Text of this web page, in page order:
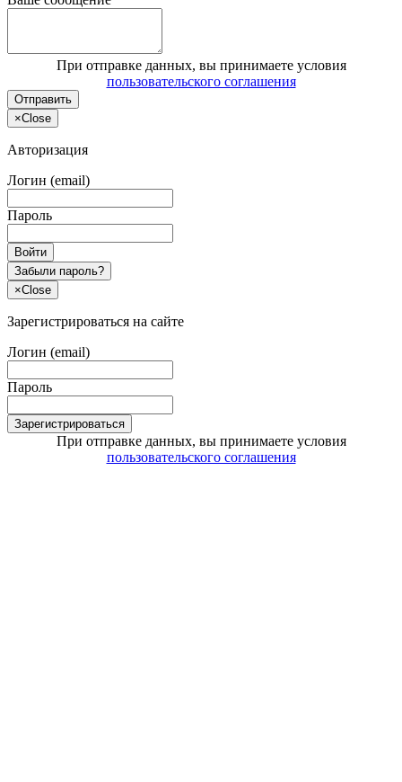
При отправке данных, вы принимаете условия
пользовательского соглашения
Отправить
×Close
Авторизация
Логин (email)
Пароль
Войти
Забыли пароль?
×Close
Зарегистрироваться на сайте
Логин (email)
Пароль
Зарегистрироваться
При отправке данных, вы принимаете условия
пользовательского соглашения